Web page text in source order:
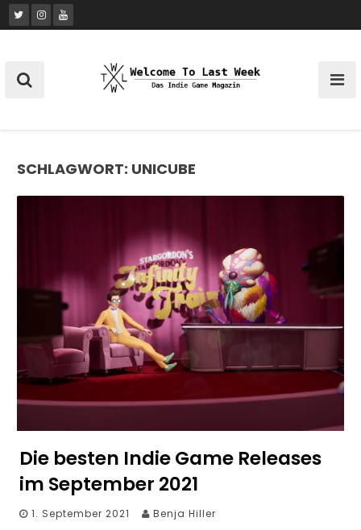
Skip
to
SCHLAGWORT: UNICUBE
Die besten Indie Game Releases
im September 2021
1. September 2021 Benja Hiller